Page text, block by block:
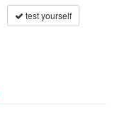
test yourself